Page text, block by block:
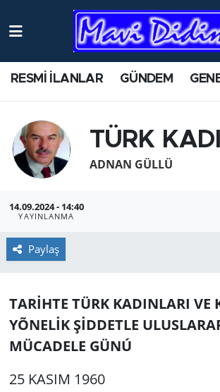
RESMİ İLANLAR GÜNDEM
TÜRK
ADNAN GÜLLÜ
14.09.2024 - 14:40
YAYINLANMA
Paylaş
TARİHTE TÜRK KADINLARI VE
YÕNELİK ŞİDDETLE
MÜCADELE GÜNÚ
25 KASIM 1960
ANTİK YERLER
AYDIN
BİLİM VE TEKNOLOJİ
EKONOMİ
GENEL
GÜNDEM
HABERDE İNSAN
Nöbetçi Eczaneler
Namaz Vakitleri
Trafik Durumu
Son Dakika Haberleri
Haber Arşivi